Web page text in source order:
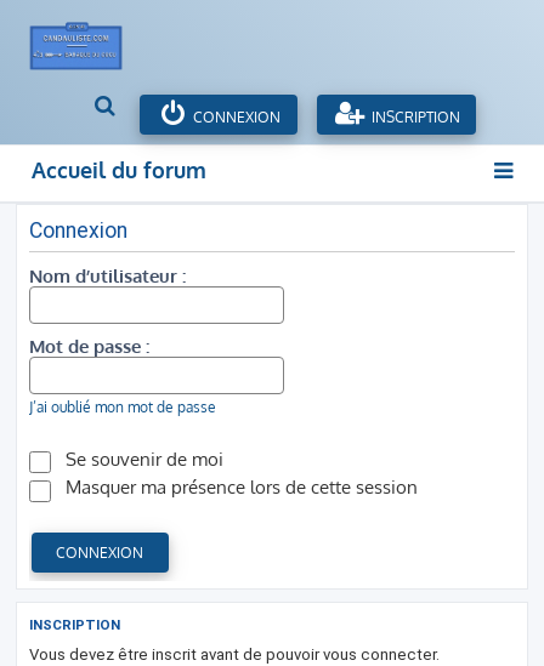
h
e
r
c
h
r
CONNEXION INSCRIPTION
Accueil du forum
Connexion
Nom d’utilisateur :
Mot de passe :
J’ai oublié mon mot de passe
Se souvenir de moi
Masquer ma présence lors de cette session
INSCRIPTION
Vous devez être inscrit avant de pouvoir vous connecter.